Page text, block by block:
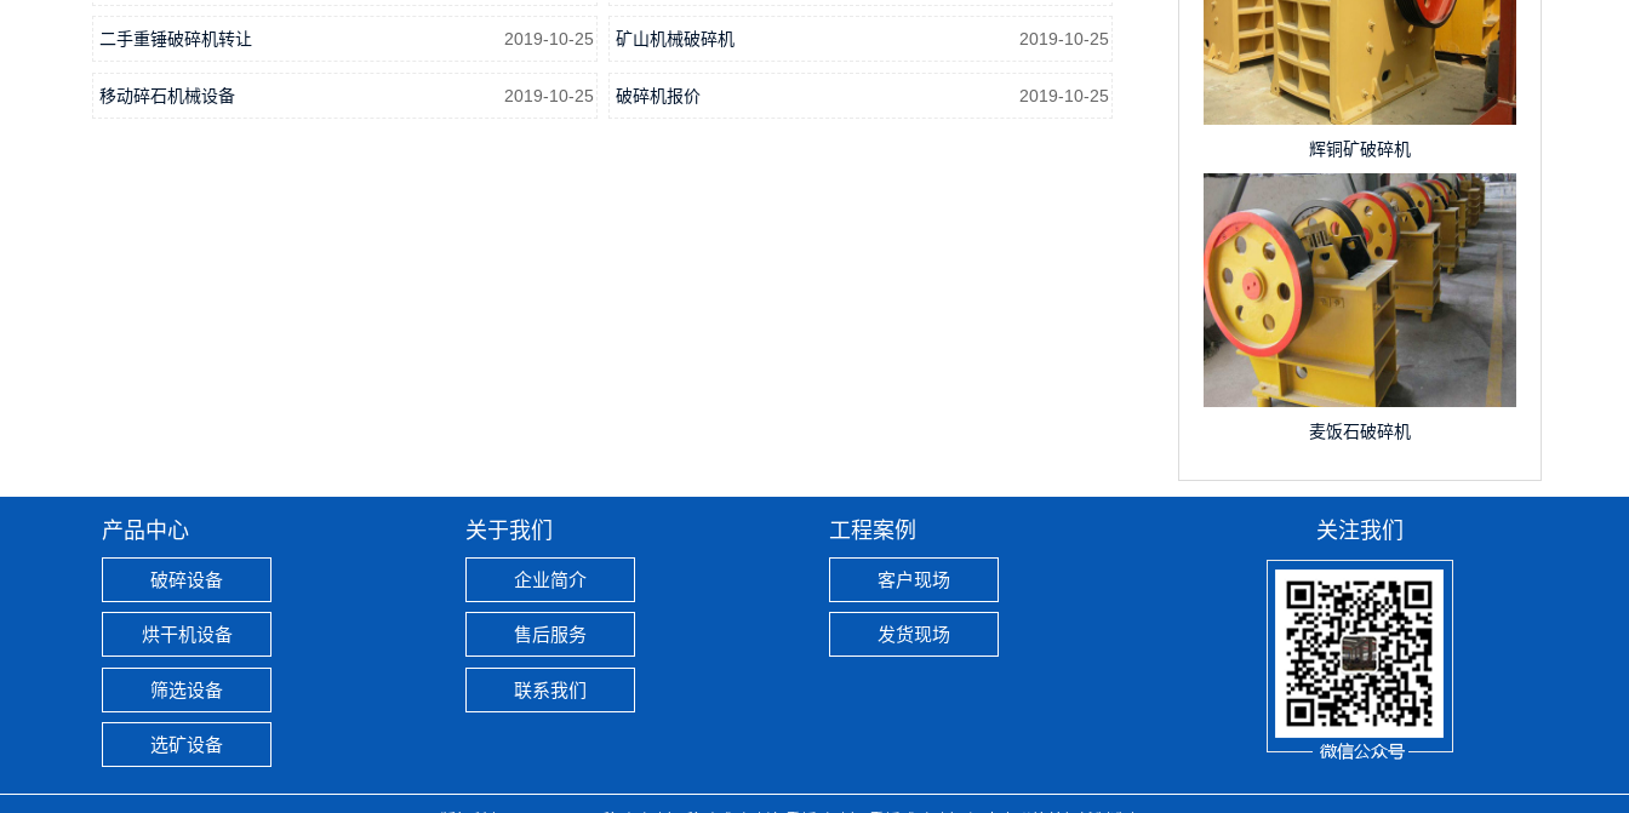
二手重锤破碎机转让 2019-10-25 矿山机械破碎机 2019-10-25
移动碎石机械设备 2019-10-25 破碎机报价 2019-10-25
辉铜矿破碎机
麦饭石破碎机
产品中心
破碎设备
烘干机设备
筛选设备
选矿设备
关于我们
企业简介
售后服务
联系我们
工程案例
客户现场
发货现场
关注我们